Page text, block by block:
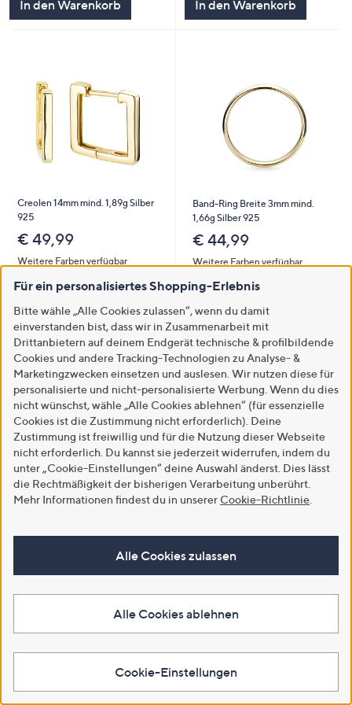
In den Warenkorb In den Warenkorb
Creolen 14mm mind. 1,89g Silber
925
€ 49,99
Weitere Farben verfügbar
In den Warenkorb
Band-Ring Breite 3mm mind.
1,66g Silber 925
€ 44,99
Weitere Farben verfügbar
In den Warenkorb
Creolen 20mm mind. 0,67g
Silber 925
Weitere Farben verfügbar
Kugel-Ohrstecker 6mm mind.
0,72g Silber 925
Weitere Farben verfügbar
Für ein personalisiertes Shopping-Erlebnis
Bitte wähle „Alle Cookies zulassen“, wenn du damit
einverstanden bist, dass wir in Zusammenarbeit mit
Drittanbietern auf deinem Endgerät technische & profilbildende
Cookies und andere Tracking-Technologien zu Analyse- &
Marketingzwecken einsetzen und auslesen. Wir nutzen diese für
personalisierte und nicht-personalisierte Werbung. Wenn du dies
nicht wünschst, wähle „Alle Cookies ablehnen“ (für essenzielle
Cookies ist die Zustimmung nicht erforderlich). Deine
Zustimmung ist freiwillig und für die Nutzung dieser Webseite
nicht erforderlich. Du kannst sie jederzeit widerrufen, indem du
unter „Cookie-Einstellungen“ deine Auswahl änderst. Dies lässt
die Rechtmäßigkeit der bisherigen Verarbeitung unberührt.
Mehr Informationen findest du in unserer Cookie-Richtlinie
Alle Cookies zulassen
Alle Cookies ablehnen
Cookie-Einstellungen